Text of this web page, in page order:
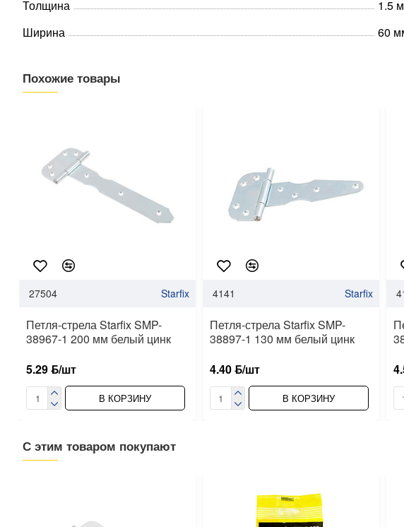
Толщина
1.5
Ширина
60
Похожие товары
27504 Starfix
Петля-стрела Starfix SMP-
38967-1 200 мм белый цинк
5.29 ƃ/шт
В КОРЗИНУ
4141 Starfix
Петля-стрела Starfix SMP-
38897-1 130 мм белый цинк
4.40 ƃ/шт
В КОРЗИНУ
С этим товаром покупают